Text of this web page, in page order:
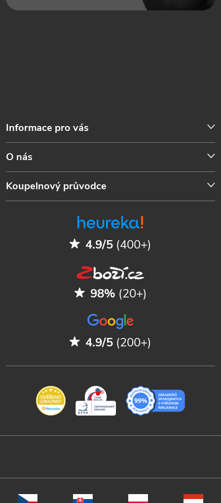
Informace pro vás
O nás
Koupelnový průvodce
4.9/5 (400+)
98% (20+)
4.9/5 (200+)